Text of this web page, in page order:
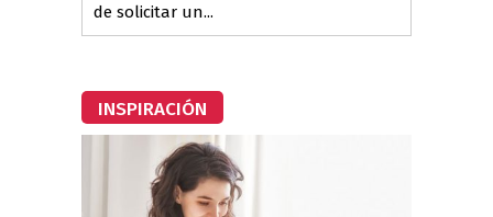
de solicitar un...
INSPIRACIÓN